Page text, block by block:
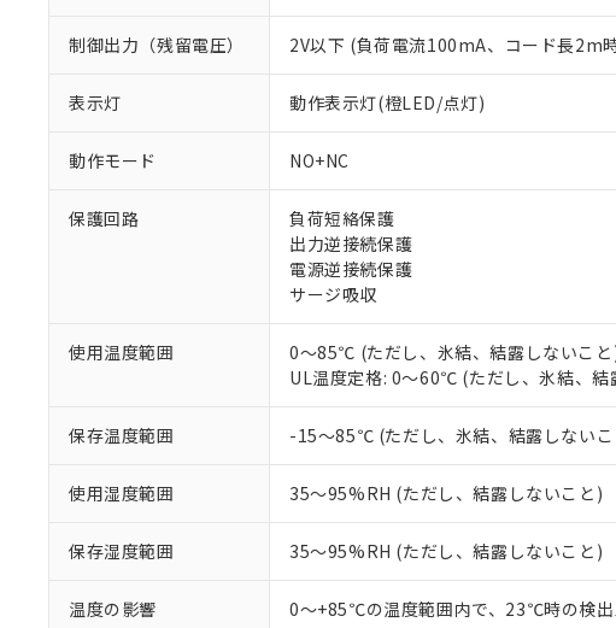
制御出力（残留電圧） 2V以下 (負荷電流100mA、コード長2m
表示灯 動作表示灯(橙LED/点灯)
動作モード NO+NC
保護回路
負荷短絡保護
出力逆接続保護
電源逆接続保護
サージ吸収
使用温度範囲
0～85℃ (ただし、氷結、結露しないこ
UL温度定格: 0～60℃ (ただし、氷結、結
保存温度範囲 -15～85℃ (ただし、氷結、結露しない
使用湿度範囲 35～95%RH (ただし、結露しないこと)
保存湿度範囲 35～95%RH (ただし、結露しないこと)
温度の影響 0～+85℃の温度範囲内で、23℃時の検
以下の条件をお読みいただ
当社制御機器事業取扱
在庫状況および標準
のであり、閲覧された
正式な納期状況およ
当社販売員にご相談く
在庫状況および標準価
す。
マイパーツ機能（部品
ている必要があります
お客様が当ウェブサイ
※1 対応状況
対応済み：EU RoHS指
対応予定：EU RoHS指令（
対応予定なし：EU RoHS
仕入先様の事情により、非
があります。
*EU RoHS指令（10物質）：
フタル酸ビス(2-エチルヘキシル)
ル（DBP） 1000ppm以下、フタル
但し、RoHS指令で産業用監視およ
フタル酸エステル類の４物質につい
※2 対応予定月
部品在庫の切り替え状況な
※3 非含有証明書ダウン
※1 中国RoHS○×表
「○」：最大均質材料含有
「×」：最大均質材料含有
Pb(鉛) :1000ppm、 Hg(水銀) :
Cr(Ⅵ)(六価クロム) : 1000ppm、
DBP(フタル酸ジブチル) :
DEHP(フタル酸ビス(2-エチルヘキ
※2 環境保護使用期限
「10」：通常の使用状況下
味します。
「－」：未確認です。当社
などの必要な手続きを
当社は規制貨物を破
ます。
当社は貴社製品を、核
置等に一切使用いたし
当社は、貴社製品を
たしません。
一定数以上の在庫
△ 一定数には満たな
－
在庫なし(最新の
白